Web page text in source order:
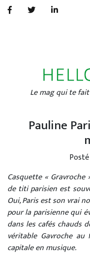
INTERVIEWS
À PROPOS ▼
PORTFOLIO
Le mag qui te fait
Pauline
Casquette «
de titi parisien est
Oui, Paris est son vrai
pour la parisienne qui
dans les cafés chauds
véritable Gavroche
capitale en musique.